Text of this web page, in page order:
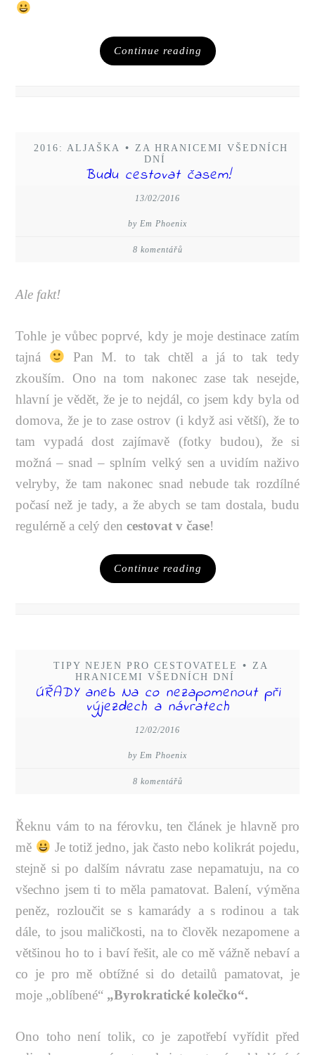
Continue reading
2016: ALJAŠKA •
ZA HRANICEMI VŠEDNÍCH
DNÍ
Budu cestovat časem!
13/02/2016
by Em Phoenix
8 komentářů
Ale fakt!
Tohle je vůbec poprvé, kdy je moje destinace zatím
tajná
Pan M. to tak chtěl a já to tak tedy
zkouším. Ono na tom nakonec zase tak nesejde,
hlavní je vědět, že je to nejdál, co jsem kdy byla od
domova, že je to zase ostrov (i když asi větší), že to
tam vypadá dost zajímavě (fotky budou), že si
možná – snad – splním velký sen a uvidím naživo
velryby, že tam nakonec snad nebude tak rozdílné
počasí než je tady, a že abych se tam dostala, budu
regulérně a celý dencestovat v čase!
Continue reading
TIPY NEJEN PRO CESTOVATELE •
ZA
HRANICEMI VŠEDNÍCH DNÍ
ÚŘADY aneb Na co nezapomenout při
výjezdech a návratech
12/02/2016
by Em Phoenix
8 komentářů
Řeknu vám to na férovku, ten článek je hlavně pro
mě
Je totiž jedno, jak často nebo kolikrát pojedu,
stejně si po dalším návratu zase nepamatuju, na co
všechno jsem ti to měla pamatovat. Balení, výměna
peněz, rozloučit se s kamarády a s rodinou a tak
dále, to jsou maličkosti, na to člověk nezapomene a
většinou ho to i baví řešit, ale co mě vážně nebaví a
co je pro mě obtížné si do detailů pamatovat, je
moje „oblíbené“ „Byrokratické kolečko“.
Ono toho není tolik, co je zapotřebí vyřídit před